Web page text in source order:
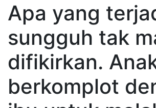
Apa yang
sungguh tak
difikirkan.
berkomplot